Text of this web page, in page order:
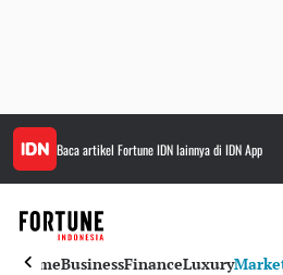
Baca artikel Fortune IDNlainnya di IDN App
HomeBusinessFinanceLuxury